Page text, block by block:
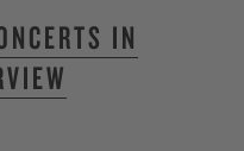
IN